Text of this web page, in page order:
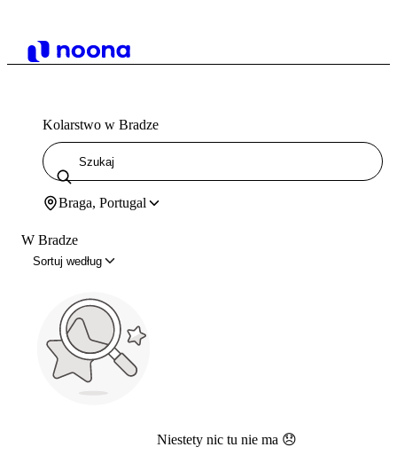
Kolarstwo w Bradze
Braga, Portugal
W Bradze
Sortuj według
Niestety nic tu nie ma 😞